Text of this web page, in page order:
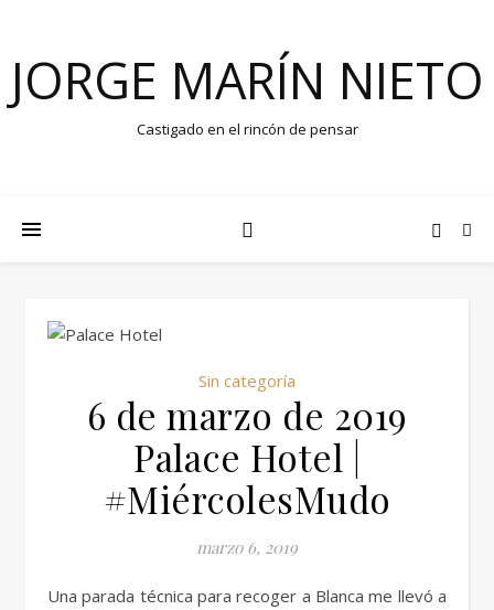
JORGE MARÍN NIETO
Castigado en el rincón de pensar
Sin categoría
6 de marzo de 2019
Palace Hotel |
#MiércolesMudo
marzo 6, 2019
Una parada técnica para recoger a Blanca me llevó a